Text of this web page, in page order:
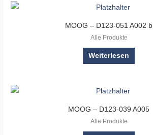
MOOG – D123-051 A002 b
Alle Produkte
Weiterlesen
MOOG – D123-039 A005
Alle Produkte